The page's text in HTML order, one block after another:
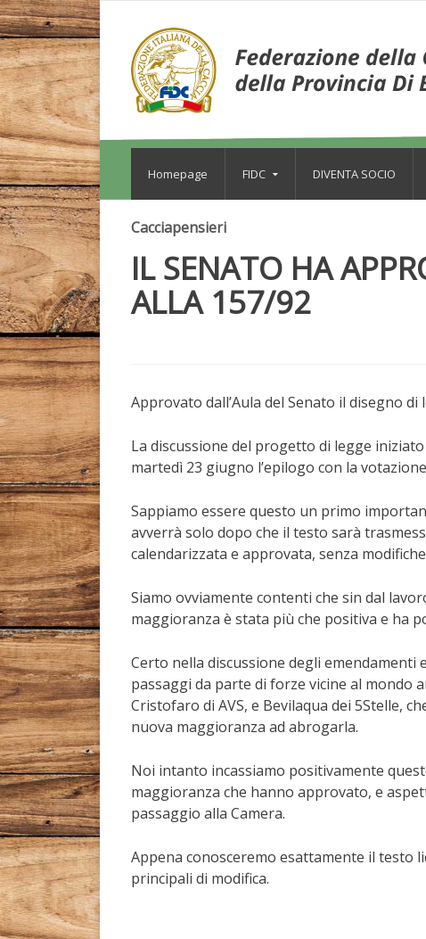
Homepage FIDC DIVENTA SOCIO
Cacciapensieri
IL SENATO HA
ALLA 157/92
Approvato dall’Aula del Senato il disegno
La discussione del progetto di legge
martedì 23 giugno l’epilogo con la
Sappiamo essere questo un primo
avverrà solo dopo che il testo sarà
calendarizzata e approvata, senza
Siamo ovviamente contenti che sin dal
maggioranza è stata più che positiva e ha
Certo nella discussione degli
passaggi da parte di forze vicine al mondo
Cristofaro di AVS, e Bevilaqua dei 5Stelle,
nuova maggioranza ad abrogarla.
Noi intanto incassiamo positivamente
maggioranza che hanno approvato, e
passaggio alla Camera.
Appena conosceremo esattamente il testo
principali di modifica.